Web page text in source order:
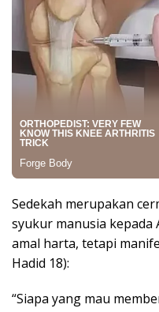
Sedekah merupakan
syukur manusia kepada
amal harta, tetapi
Hadid 18):
“Siapa yang mau